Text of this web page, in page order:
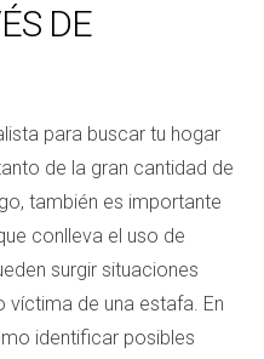
DE
para buscar tu hogar
de la gran cantidad de
también es importante
conlleva el uso de
surgir situaciones
víctima de una estafa. En
identificar posibles